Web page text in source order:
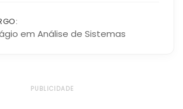
em Análise de Sistemas
PUBLICIDADE